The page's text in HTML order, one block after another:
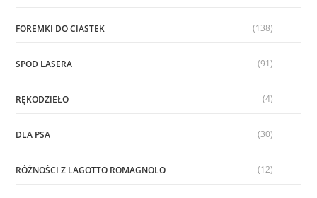
FOREMKI DO CIASTEK (138)
SPOD LASERA (91)
RĘKODZIEŁO (4)
DLA PSA (30)
RÓŻNOŚCI Z LAGOTTO ROMAGNOLO (12)